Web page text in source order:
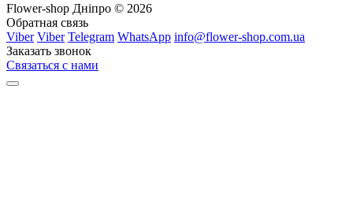
Flower-shop Дніпро © 2026
Обратная связь
Viber Viber Telegram WhatsApp info@flower-shop.com.ua
Заказать звонок
Связаться с нами